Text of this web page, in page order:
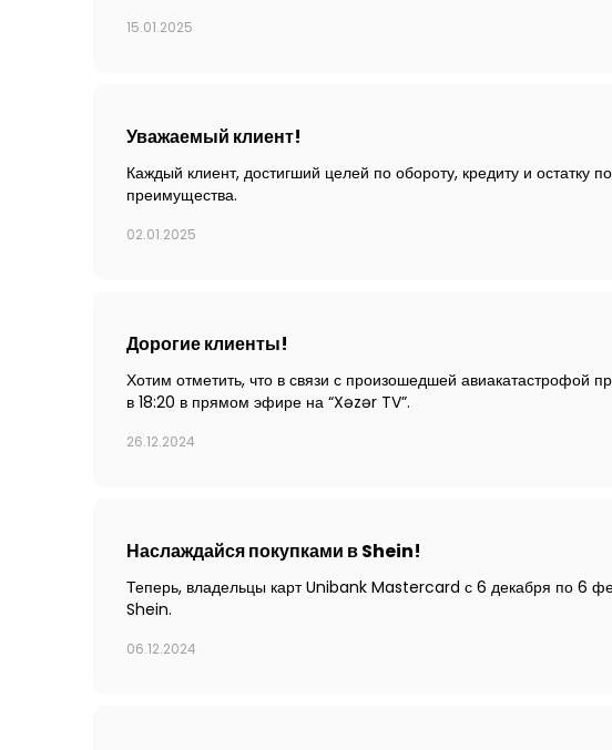
15.01.2025
Уважаемый клиент!
Каждый клиент, достигший целей по обороту, кредиту и
преимущества.
02.01.2025
Дорогие клиенты!
Хотим отметить, что в связи с произошедшей авиакатастрофой
в 18:20 в прямом эфире на “Xəzər TV”.
26.12.2024
Наслаждайся покупками в Shein!
Теперь, владельцы карт Unibank Mastercard с 6 декабря по 6
Shein.
06.12.2024